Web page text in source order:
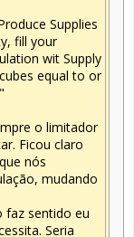
Supplies
fill your
wit Supply
equal to or
o limitador
Ficou claro
nós
mudando
faz sentido eu
Seria